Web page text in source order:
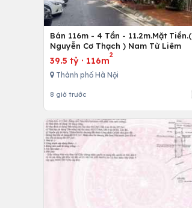
Bán 116m - 4 Tần - 11.2m.Mặt Tiền.(
Nguyễn Cơ Thạch ) Nam Từ Liêm
39.5 tỷ · 116m
2
Thành phố Hà Nội
8 giờ trước